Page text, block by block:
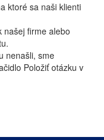
ktoré sa naši klienti
našej firme alebo
nenašli, sme
Položiť otázku v